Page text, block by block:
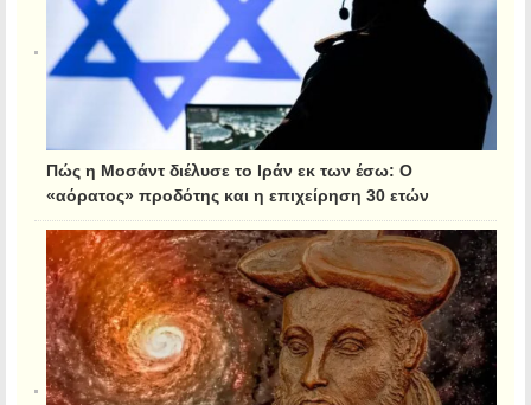
Πώς η Μοσάντ διέλυσε το Ιράν εκ των έσω: Ο
«αόρατος» προδότης και η επιχείρηση 30 ετών